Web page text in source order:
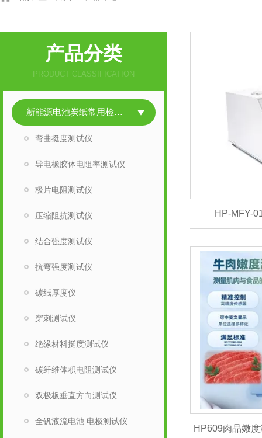
产品分类
PRODUCT CLASSIFICATION
新能源电池炭纸常用检测仪
弯曲挺度测试仪
导电橡胶体电阻率测试仪
极片电阻测试仪
压缩阻抗测试仪
结合强度测试仪
抗弯强度测试仪
碳纸厚度仪
穿刺测试仪
绝缘材料挺度测试仪
碳纤维体积电阻测试仪
双极板垂直方向测试仪
全钒液流电池 电极测试仪
HP-MFY-
HP609肉品嫩